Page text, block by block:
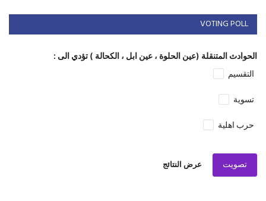
VOTING POLL
الحوادث المتنقلة (عين الحلوة ، عين ابل ، الكحالة ) تؤدي الى :
التقسيم
تسوية
حرب اهلية
تصويت عرض النتائج